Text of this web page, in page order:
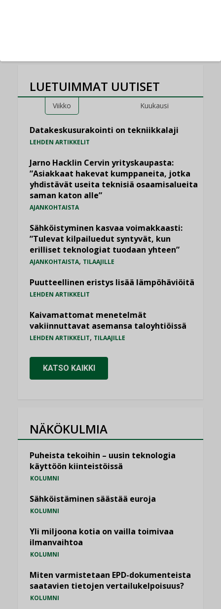
LUETUIMMAT UUTISET
Viikko Kuukausi
Datakeskusurakointi on tekniikkalaji
LEHDEN ARTIKKELIT
Jarno Hacklin Cervin yrityskaupasta:
”Asiakkaat hakevat kumppaneita, jotka
yhdistävät useita teknisiä osaamisalueita
saman katon alle”
AJANKOHTAISTA
Sähköistyminen kasvaa voimakkaasti:
”Tulevat kilpailuedut syntyvät, kun
erilliset teknologiat tuodaan yhteen”
AJANKOHTAISTA, TILAAJILLE
Puutteellinen eristys lisää lämpöhäviöitä
LEHDEN ARTIKKELIT
Kaivamattomat menetelmät
vakiinnuttavat asemansa taloyhtiöissä
LEHDEN ARTIKKELIT, TILAAJILLE
KATSO KAIKKI
NÄKÖKULMIA
Puheista tekoihin – uusin teknologia
käyttöön kiinteistöissä
KOLUMNI
Sähköistäminen säästää euroja
KOLUMNI
Yli miljoona kotia on vailla toimivaa
ilmanvaihtoa
KOLUMNI
Miten varmistetaan EPD-dokumenteista
saatavien tietojen vertailukelpoisuus?
KOLUMNI